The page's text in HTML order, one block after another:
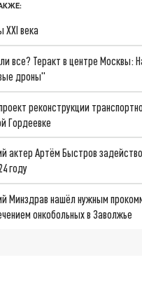
XXI века
все? Теракт в центре Москвы:
дроны"
реконструкции
Гордеевке
актер Артём Быстров
году
Минздрав нашёл нужным
онкобольных в Заволжье